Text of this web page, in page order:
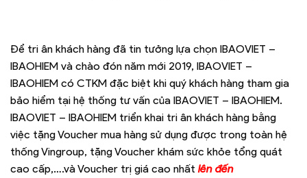
Để tri ân khách hàng đã tin tưởng lựa chọn IBAOVIET –
IBAOHIEM và chào đón năm mới 2019, IBAOVIET –
IBAOHIEM có CTKM đặc biệt khi quý khách hàng tham gia
bảo hiểm tại hệ thống tư vấn của IBAOVIET – IBAOHIEM.
IBAOVIET – IBAOHIEM triển khai tri ân khách hàng bằng
việc tặng Voucher mua hàng sử dụng được trong toàn hệ
thống Vingroup, tặng Voucher khám sức khỏe tổng quát
cao cấp,….và Voucher trị giá cao nhất lên đến